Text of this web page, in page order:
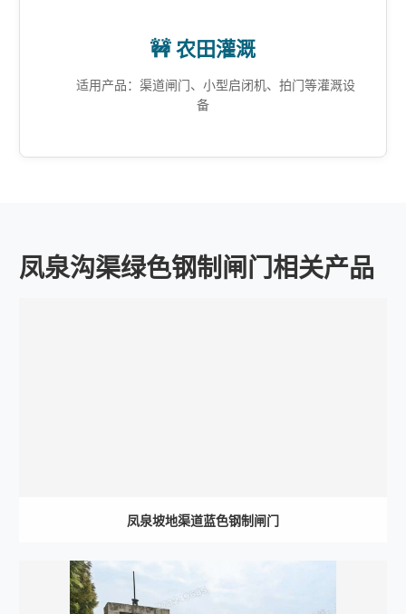
🚧 农田灌溉
适用产品：渠道闸门、小型启闭机、拍门等灌溉设
备
凤泉沟渠绿色钢制闸门相关产品
凤泉坡地渠道蓝色钢制闸门